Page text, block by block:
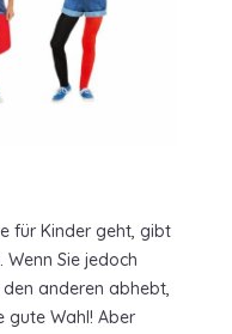
für Kinder geht, gibt
Wenn Sie jedoch
anderen abhebt,
gute Wahl! Aber